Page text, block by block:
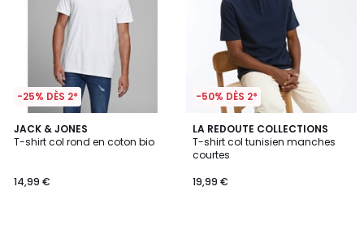
-25% DÈS 2*
JACK & JONES
T-shirt col rond en coton bio
14,99 €
4,7
/ 5
4
Couleurs
-50% DÈS 2*
LA REDOUTE COLLECTIONS
T-shirt col tunisien manches
courtes
19,99 €
4,8
/ 5
2
Couleurs